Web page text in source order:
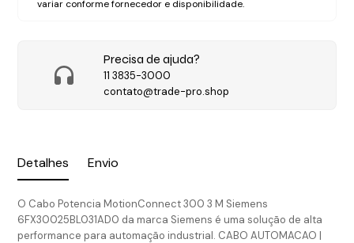
Detalhes Envio
O Cabo Potencia MotionConnect 300 3 M Siemens
6FX30025BL031AD0 da marca Siemens é uma solução de alta
performance para automação industrial. CABO AUTOMACAO |
variar conforme fornecedor e disponibilidade.
Precisa de ajuda?
11 3835-3000
contato@trade-pro.shop